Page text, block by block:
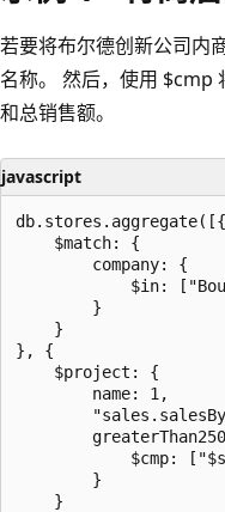
若要将布尔德创新公司内
名称。 然后，使用 $cmp
和总销售额。
javascript
db.stores.aggregate([{
    $match: {
        company: {
$in:
        }
    }
}, {
    $project: {
        name: 1,
$cmp:
        }
    }